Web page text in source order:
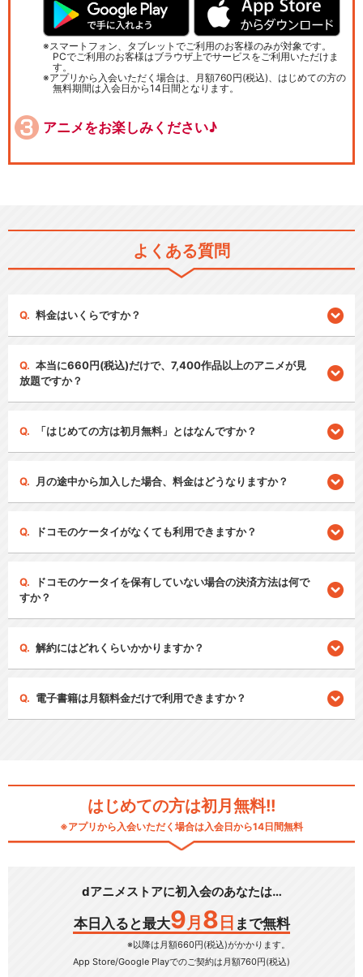
スマートフォン、タブレットでご利用のお客様のみが対象です。
PCでご利用のお客様はブラウザ上でサービスをご利用いただけま
す。
アプリから入会いただく場合は、月額760円(税込)、はじめての方の
無料期間は入会日から14日間となります。
アニメをお楽しみください♪
よくある質問
料金はいくらですか？
本当に660円(税込)だけで、7,400作品以上のアニメが見
放題ですか？
「はじめての方は初月無料」とはなんですか？
月の途中から加入した場合、料金はどうなりますか？
ドコモのケータイがなくても利用できますか？
ドコモのケータイを保有していない場合の決済方法は何で
すか？
解約にはどれくらいかかりますか？
電子書籍は月額料金だけで利用できますか？
はじめての方は初月無料!!
※アプリから入会いただく場合は入会日から14日間無料
dアニメストアに初入会のあなたは…
本日入ると最大9 月 8 日 まで無料
※以降は月額660円(税込)がかかります。
App Store/Google Playでのご契約は月額760円(税込)